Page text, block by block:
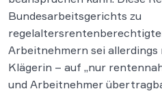
Bundesarbeitsgerichts zu
Arbeitnehmern sei allerdings
Klägerin – auf „nur
und Arbeitnehmer